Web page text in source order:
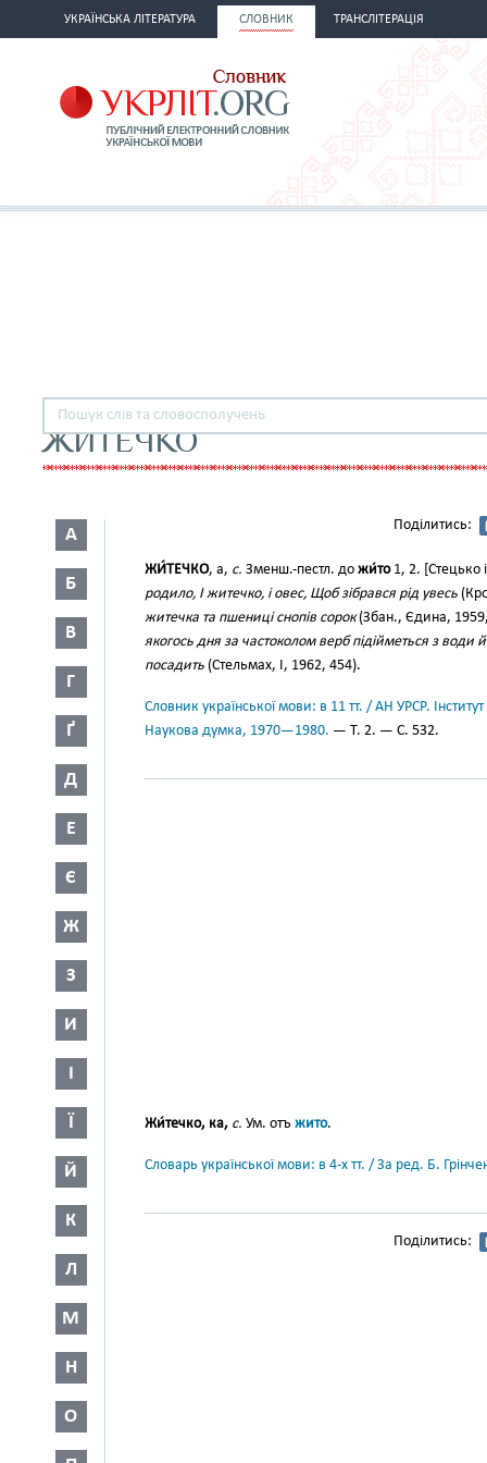
УКРАЇНСЬКА ЛІТЕРАТУРА СЛОВНИК ТРАНСЛІТЕРАЦІЯ
ЖИТЕЧКО
А
Б
В
Г
Ґ
Д
Е
Є
Ж
З
И
І
Ї
Й
К
Л
М
Н
О
Поділитись:
ЖИ́ТЕЧКО, а, с. Зменш.-пестл. до жи́то1, 2. [Стецько
родило, І житечко, і овес, Щоб зібрався рід увесь
житечка та пшениці снопів сорок(Збан., Єдина,
якогось дня за частоколом верб підійметься з води
посадить (Стельмах, І, 1962, 454).
Словник української мови: в 11 тт. / АН УРСР.
Наукова думка, 1970—1980. — Т. 2. — С. 532.
Жи́течко, ка, с. Ум. отъ жито.
Словарь української мови: в 4-х тт. / За ред. Б.
Поділитись: